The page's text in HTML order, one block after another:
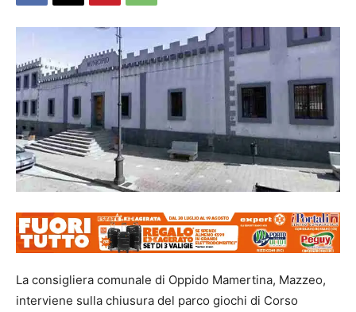
La consigliera comunale di Oppido Mamertina, Mazzeo,
interviene sulla chiusura del parco giochi di Corso